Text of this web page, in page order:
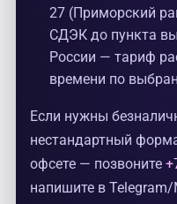
27 (Приморский
СДЭК до пункта
России — тариф
времени по
Если нужны
нестандартный
офсете — позвоните
напишите в